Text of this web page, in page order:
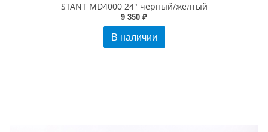
STANT MD4000 24" черный/желтый
9 350 ₽
В наличии